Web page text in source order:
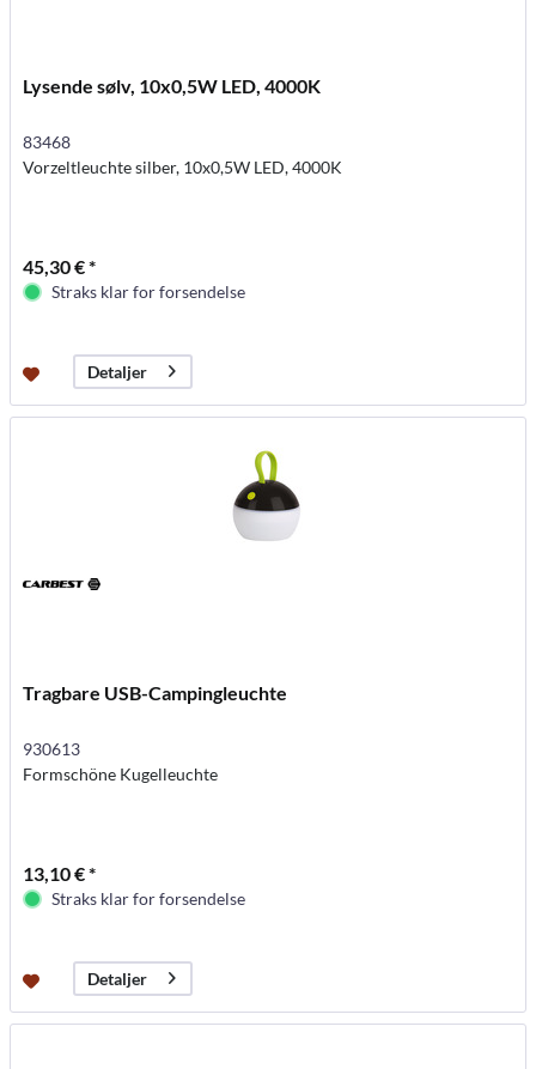
Lysende sølv, 10x0,5W LED, 4000K
83468
Vorzeltleuchte silber, 10x0,5W LED, 4000K
45,30 € *
Straks klar for forsendelse
Detaljer
Tragbare USB-Campingleuchte
930613
Formschöne Kugelleuchte
13,10 € *
Straks klar for forsendelse
Detaljer